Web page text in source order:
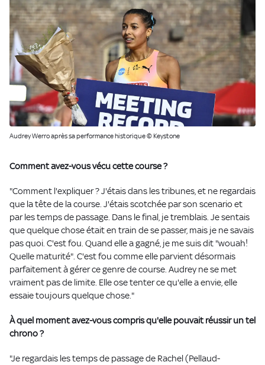
Audrey Werro après sa performance historique © Keystone
Comment avez-vous vécu cette course ?
"Comment l'expliquer ? J'étais dans les tribunes, et ne regardais
que la tête de la course. J'étais scotchée par son scenario et
par les temps de passage. Dans le final, je tremblais. Je sentais
que quelque chose était en train de se passer, mais je ne savais
pas quoi. C'est fou. Quand elle a gagné, je me suis dit "wouah!
Quelle maturité". C'est fou comme elle parvient désormais
parfaitement à gérer ce genre de course. Audrey ne se met
vraiment pas de limite. Elle ose tenter ce qu'elle a envie, elle
essaie toujours quelque chose."
À quel moment avez-vous compris qu'elle pouvait réussir un tel
chrono ?
"Je regardais les temps de passage de Rachel (Pellaud-